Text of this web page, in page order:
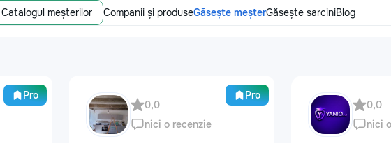
Catalogul meșterilor Companii și produseGăsește meșterGăsește sarciniBlog
Pro Pro
0,0
nici o recenzie
0,0
nici